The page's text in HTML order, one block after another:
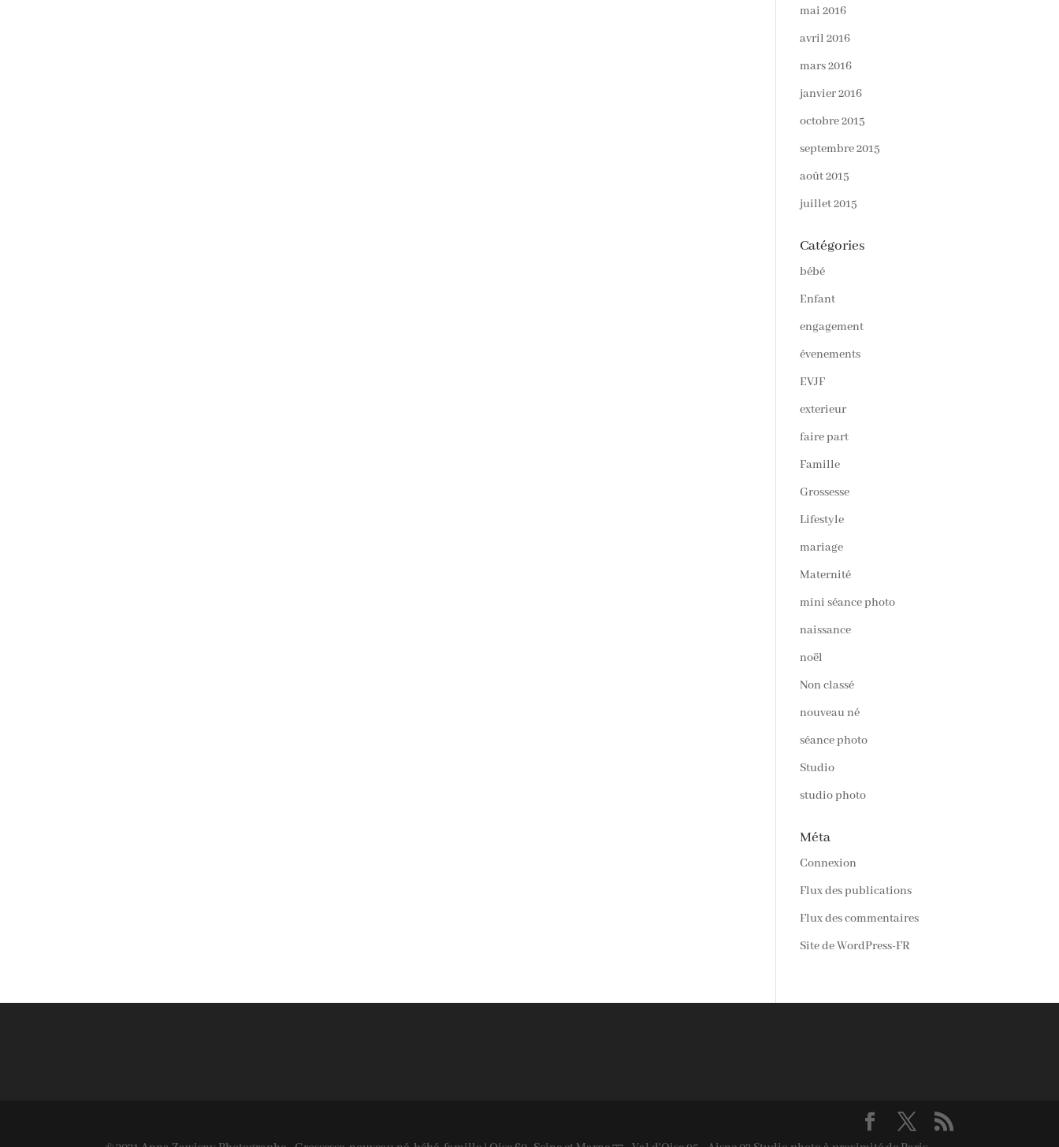
mai 2016
avril 2016
mars 2016
janvier 2016
octobre 2015
septembre 2015
août 2015
juillet 2015
Catégories
bébé
Enfant
engagement
évenements
EVJF
exterieur
faire part
Famille
Grossesse
Lifestyle
mariage
Maternité
mini séance photo
naissance
noël
Non classé
nouveau né
séance photo
Studio
studio photo
Méta
Connexion
Flux des publications
Flux des commentaires
Site de WordPress-FR